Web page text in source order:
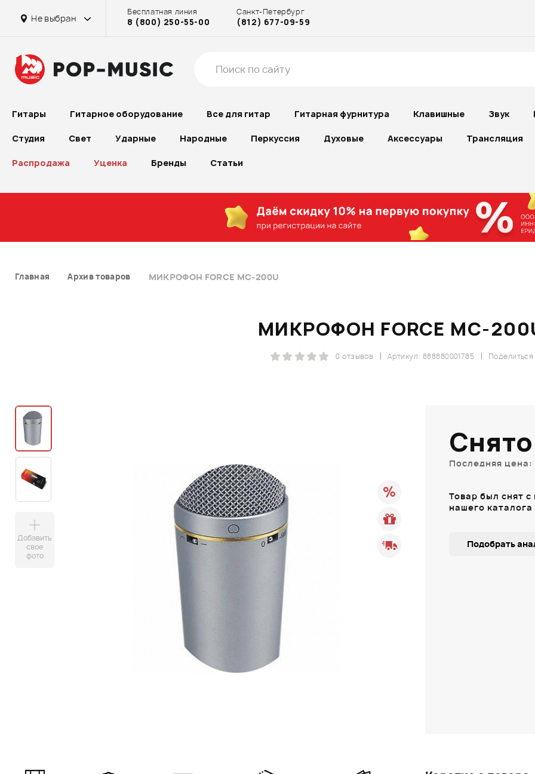
Не выбран
Бесплатная линия
8 (800) 250-55-00
Санкт-Петербург
(812) 677-09-59
Гитары Гитарное оборудование Все для гитар Гитарная фурнитура Клавишные Звук
Студия Свет Ударные Народные Перкуссия Духовые Аксессуары Трансляция
Распродажа Уценка Бренды Статьи
Главная Архив товаров МИКРОФОН FORCE MC-200U
МИКРОФОН FORCE MC-
Поделиться
Артикул: 888880001785
0 отзывов
Добавить
свое
фото
Последняя цена:
Товар был снят
нашего каталога
Подобрать